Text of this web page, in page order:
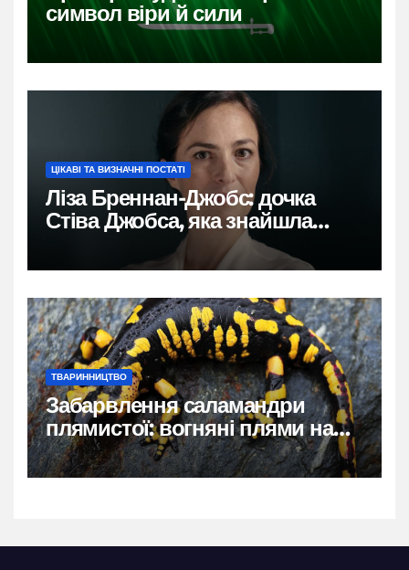
символ віри й сили
ЦІКАВІ ТА ВИЗНАЧНІ ПОСТАТІ
Ліза Бреннан-Джобс: дочка
Стіва Джобса, яка знайшла
власний голос
ТВАРИННИЦТВО
Забарвлення саламандри
плямистої: вогняні плями на
чорному тлі